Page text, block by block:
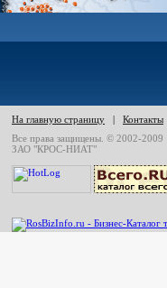
На главную страницу | Контакты
Все права защищены. © 2002-2009
ЗАО "КРОС-НИАТ"